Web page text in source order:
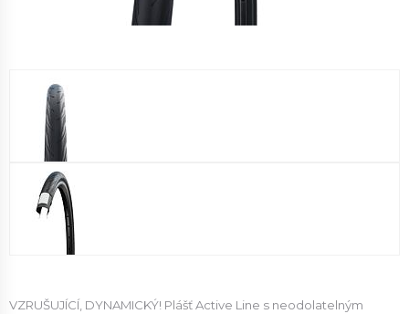
VZRUŠUJÍCÍ, DYNAMICKÝ! Plášť Active Line s neodolatelným